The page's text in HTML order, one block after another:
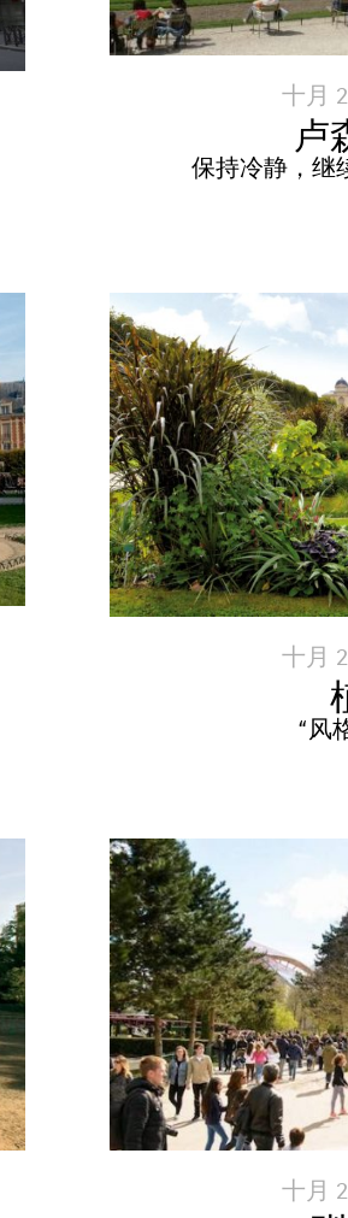
十月
卢
保持冷静，继
十月
“风
十月